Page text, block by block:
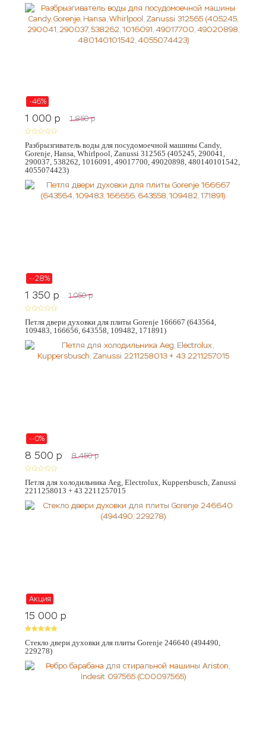
-46%
1 000 p 1 850 p
Разбрызгиватель воды для посудомоечной машины Candy,
Gorenje, Hansa, Whirlpool, Zanussi 312565 (405245, 290041,
290037, 538262, 1016091, 49017700, 49020898, 480140101542,
4055074423)
--28%
1 350 p 1 050 p
Петля двери духовки для плиты Gorenje 166667 (643564,
109483, 166656, 643558, 109482, 171891)
--0%
8 500 p 8 450 p
Петля для холодильника Aeg, Electrolux, Kuppersbusch, Zanussi
2211258013 + 43 2211257015
Акция
15 000 p
Стекло двери духовки для плиты Gorenje 246640 (494490,
229278)